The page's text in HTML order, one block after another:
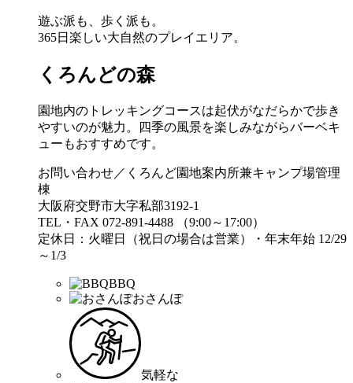
遊ぶ派も、歩く派も。
365日楽しい大自然のプレイエリア。
くろんどの森
園地内のトレッキングコースは起伏がなだらかで歩き
やすいのが魅力。四季の風景を楽しみながらバーベキ
ューもおすすめです。
お問い合わせ／くろんど園地案内所兼キャンプ場管理
棟
大阪府交野市大字私部3192-1
TEL・FAX 072-891-4488 （9:00～17:00）
定休日：火曜日（祝日の場合は営業）・年末年始 12/29
～1/3
BBQ
おさんぽ
気軽な